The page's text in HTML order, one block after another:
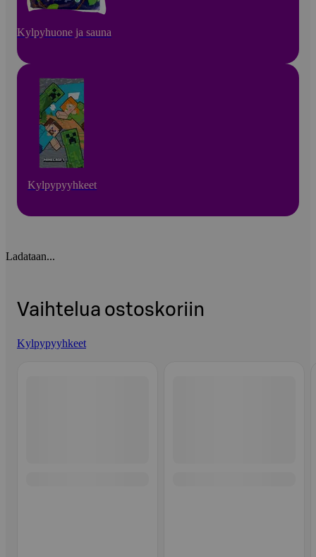
Kylpyhuone ja sauna
Kylpypyyhkeet
Ladataan...
Vaihtelua ostoskoriin
Kylpypyyhkeet